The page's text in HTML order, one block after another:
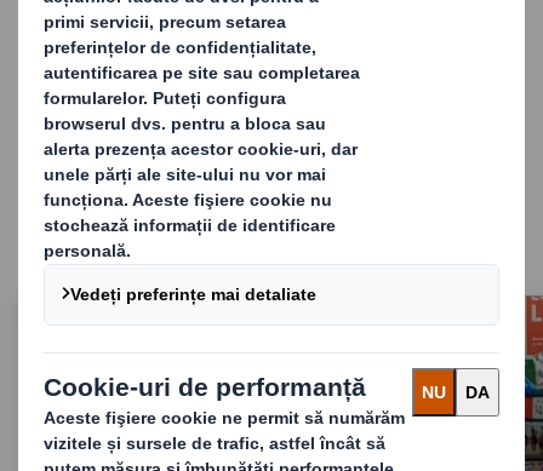
Soluții strategice de
ambalare
Asigurați-vă că produsele dvs. corespund
nevoilor clienților dvs